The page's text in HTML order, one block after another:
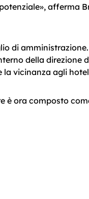
afferma
di
della direzione
la vicinanza agli
è ora composto